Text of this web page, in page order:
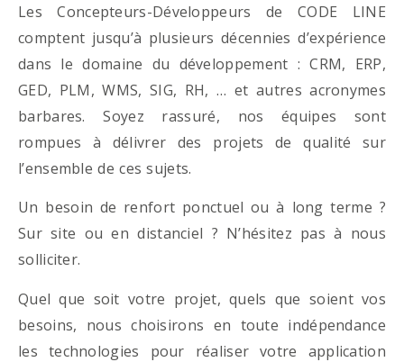
Les Concepteurs-Développeurs de CODE LINE
comptent jusqu’à plusieurs décennies d’expérience
dans le domaine du développement : CRM, ERP,
GED, PLM, WMS, SIG, RH, … et autres acronymes
barbares. Soyez rassuré, nos équipes sont
rompues à délivrer des projets de qualité sur
l’ensemble de ces sujets.
Un besoin de renfort ponctuel ou à long terme ?
Sur site ou en distanciel ? N’hésitez pas à nous
solliciter.
Quel que soit votre projet, quels que soient vos
besoins, nous choisirons en toute indépendance
les technologies pour réaliser votre application